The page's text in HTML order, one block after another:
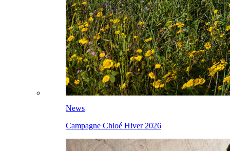
News
Campagne Chloé Hiver 2026